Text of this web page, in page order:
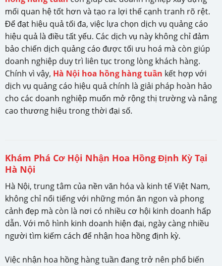
mối quan hệ tốt hơn và tạo ra lợi thế cạnh tranh rõ rệt.
Để đạt hiệu quả tối đa, việc lựa chọn dịch vụ quảng cáo
hiệu quả là điều tất yếu. Các dịch vụ này không chỉ đảm
bảo chiến dịch quảng cáo được tối ưu hoá mà còn giúp
doanh nghiệp duy trì liên tục trong lòng khách hàng.
Chính vì vậy, Hà Nội hoa hồng hàng tuần kết hợp với
dịch vụ quảng cáo hiệu quả chính là giải pháp hoàn hảo
cho các doanh nghiệp muốn mở rộng thị trường và nâng
cao thương hiệu trong thời đại số.
Khám Phá Cơ Hội Nhận Hoa Hồng Định Kỳ Tại
Hà Nội
Hà Nội, trung tâm của nền văn hóa và kinh tế Việt Nam,
không chỉ nổi tiếng với những món ăn ngon và phong
cảnh đẹp mà còn là nơi có nhiều cơ hội kinh doanh hấp
dẫn. Với mô hình kinh doanh hiện đại, ngày càng nhiều
người tìm kiếm cách để nhận hoa hồng định kỳ.
Việc nhận hoa hồng hàng tuần đang trở nên phổ biến